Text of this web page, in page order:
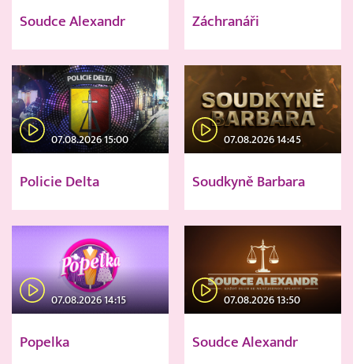
Soudce Alexandr Záchranáři
07.08.2026 15:00
Policie Delta
07.08.2026 14:45
Soudkyně Barbara
07.08.2026 14:15
Popelka
07.08.2026 13:50
Soudce Alexandr